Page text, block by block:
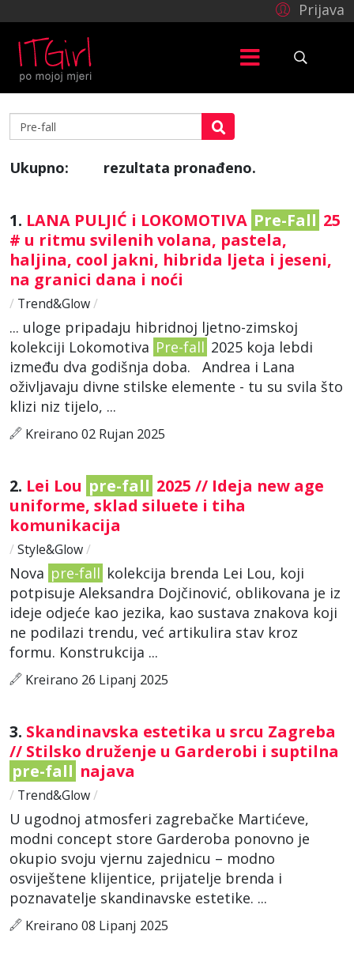
Prijava
Ukupno: rezultata pronađeno.
1. LANA PULJIĆ i LOKOMOTIVA Pre-Fall 25
# u ritmu svilenih volana, pastela,
haljina, cool jakni, hibrida ljeta i jeseni,
na granici dana i noći
/ Trend&Glow/
... uloge pripadaju hibridnoj ljetno-zimskoj
kolekciji Lokomotiva Pre-fall 2025 koja lebdi
između dva godišnja doba. Andrea i Lana
oživljavaju divne stilske elemente - tu su svila što
klizi niz tijelo, ...
Kreirano 02 Rujan 2025
2. Lei Lou pre-fall 2025 // Ideja new age
uniforme, sklad siluete i tiha
komunikacija
/ Style&Glow/
Nova pre-fall kolekcija brenda Lei Lou, koji
potpisuje Aleksandra Dojčinović, oblikovana je iz
ideje odjeće kao jezika, kao sustava znakova koji
ne podilazi trendu, već artikulira stav kroz
formu. Konstrukcija ...
Kreirano 26 Lipanj 2025
3. Skandinavska estetika u srcu Zagreba
// Stilsko druženje u Garderobi i suptilna
pre-fall najava
/ Trend&Glow/
U ugodnoj atmosferi zagrebačke Martićeve,
modni concept store Garderoba ponovno je
okupio svoju vjernu zajednicu – modno
osviještene klijentice, prijatelje brenda i
poznavatelje skandinavske estetike. ...
Kreirano 08 Lipanj 2025